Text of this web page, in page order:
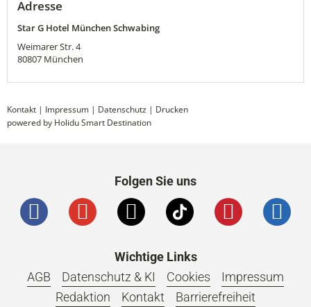
Adresse
Star G Hotel München Schwabing
Weimarer Str. 4
80807 München
Kontakt | Impressum | Datenschutz | Drucken
powered by Holidu Smart Destination
Folgen Sie uns
Wichtige Links
AGB
Datenschutz & KI Cookies
Impressum
Redaktion
Kontakt
Barrierefreiheit